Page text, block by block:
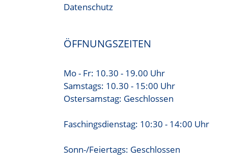
Datenschutz
ÖFFNUNGSZEITEN
Mo - Fr: 10.30 - 19.00 Uhr
Samstags: 10.30 - 15:00 Uhr
Ostersamstag: Geschlossen
Faschingsdienstag: 10:30 - 14:00 Uhr
Sonn-/Feiertags: Geschlossen